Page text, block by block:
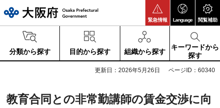
緊急情報 Language 閲覧補助
分類から探す 目的から探す 組織から探す
キーワードから
探す
更新日：2026年5月26日 ページID：60340
教育合同との非常勤講師の賃金交渉に向